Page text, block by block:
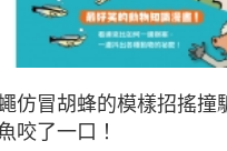
仿冒胡蜂的模樣招搖撞
咬了一口！